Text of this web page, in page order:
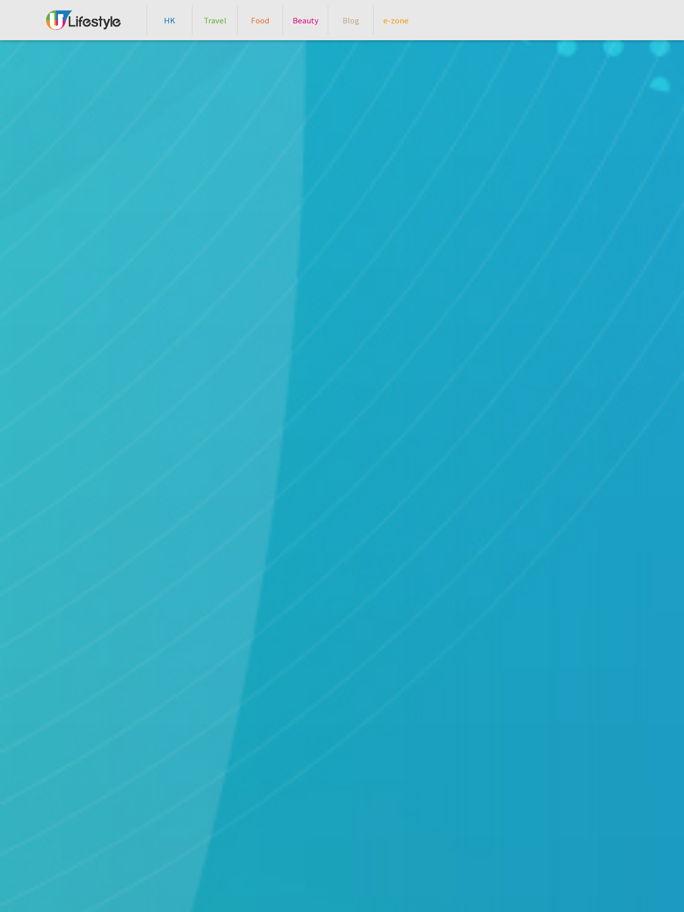
HK Travel Food Beauty Blog e-zone